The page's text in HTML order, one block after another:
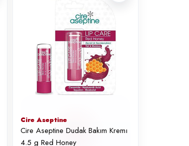
Cire Aseptine
Cire Aseptine Dudak Bakım Kremı
4.5 g Red Honey